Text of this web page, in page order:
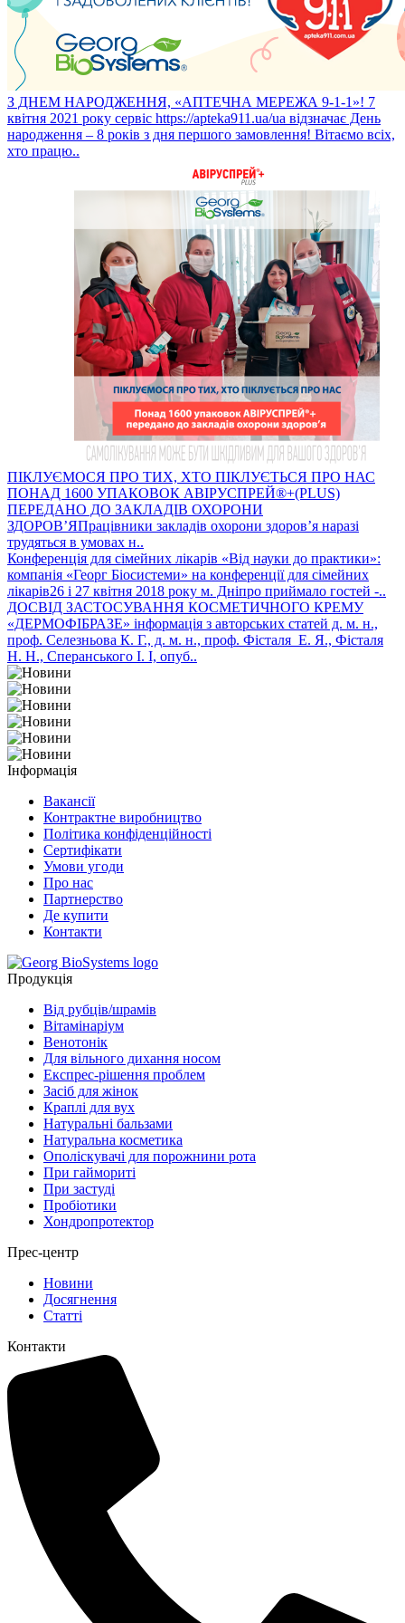
З ДНЕМ НАРОДЖЕННЯ, «АПТЕЧНА МЕРЕЖА 9-1-1»! 7
квітня 2021 року сервіс https://apteka911.ua/ua відзначає День
народження – 8 років з дня першого замовлення! Вітаємо всіх,
хто працю..
ПІКЛУЄМОСЯ ПРО ТИХ, ХТО ПІКЛУЄТЬСЯ ПРО НАС
ПОНАД 1600 УПАКОВОК АВІРУСПРЕЙ®+(PLUS)
ПЕРЕДАНО ДО ЗАКЛАДІВ ОХОРОНИ
ЗДОРОВ’ЯПрацівники закладів охорони здоров’я наразі
трудяться в умовах н..
Конференція для сімейних лікарів «Від науки до практики»:
компанія «Георг Біосистеми» на конференції для сімейних
лікарів26 і 27 квітня 2018 року м. Дніпро приймало гостей -..
ДОСВІД ЗАСТОСУВАННЯ КОСМЕТИЧНОГО КРЕМУ
«ДЕРМОФІБРАЗЕ» інформація з авторських статей д. м. н.,
проф. Селезньова К. Г., д. м. н., проф. Фісталя Е. Я., Фісталя
Н. Н., Сперанського І. І, опуб..
Інформація
Вакансії
Контрактне виробництво
Політика конфіденційності
Сертифiкати
Умови угоди
Про нас
Партнерство
Де купити
Контакти
Продукція
Від рубців/шрамів
Вітамінаріум
Венотонік
Для вільного дихання носом
Експрес-рішення проблем
Засіб для жінок
Краплі для вух
Натуральні бальзами
Натуральна косметика
Ополіскувачі для порожнини рота
При гаймориті
При застуді
Пробіотики
Хондропротектор
Прес-центр
Новини
Досягнення
Статті
Контакти